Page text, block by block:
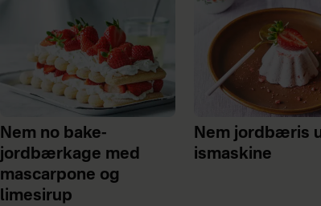
Nem no bake-
jordbærkage med
mascarpone og
limesirup
Nem jordbæris
ismaskine